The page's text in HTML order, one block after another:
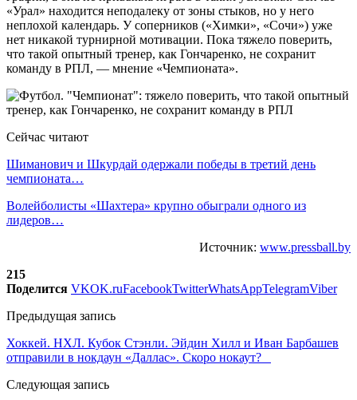
«Урал» находится неподалеку от зоны стыков, но у него
неплохой календарь. У соперников («Химки», «Сочи») уже
нет никакой турнирной мотивации. Пока тяжело поверить,
что такой опытный тренер, как Гончаренко, не сохранит
команду в РПЛ, — мнение «Чемпионата».
Сейчас читают
Шиманович и Шкурдай одержали победы в третий день
чемпионата…
Волейболисты «Шахтера» крупно обыграли одного из
лидеров…
Источник: www.pressball.by
215
Поделится VKOK.ruFacebookTwitterWhatsAppTelegramViber
Предыдущая запись
Хоккей. НХЛ. Кубок Стэнли. Эйдин Хилл и Иван Барбашев
отправили в нокдаун «Даллас». Скоро нокаут?
Следующая запись